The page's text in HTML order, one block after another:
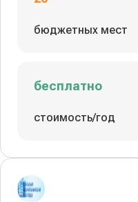
бюджетных мест
бесплатно
стоимость/год